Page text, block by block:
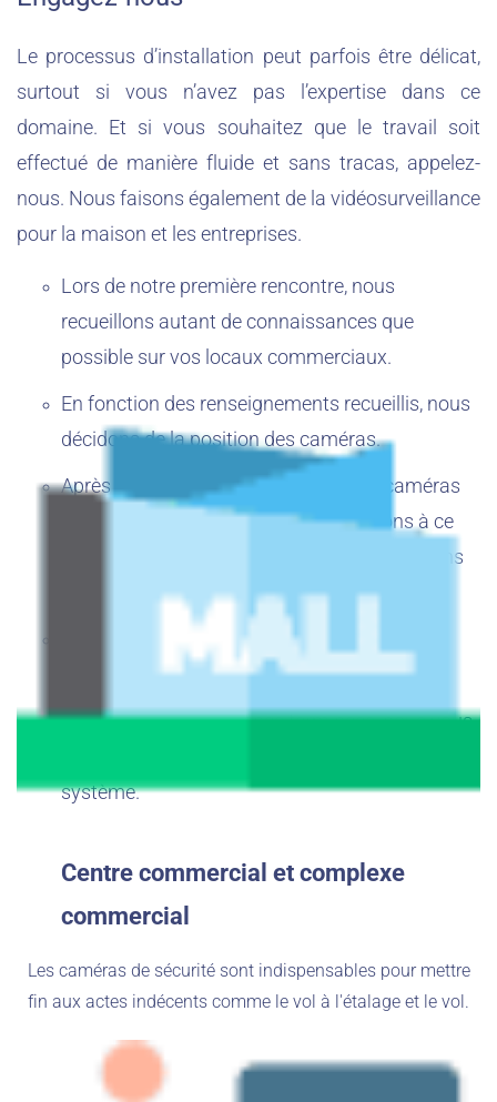
Le processus d’installation peut parfois être délicat,
surtout si vous n’avez pas l’expertise dans ce
domaine. Et si vous souhaitez que le travail soit
effectué de manière fluide et sans tracas, appelez-
nous. Nous faisons également de la vidéosurveillance
pour la maison et les entreprises.
Lors de notre première rencontre, nous
recueillons autant de connaissances que
possible sur vos locaux commerciaux.
En fonction des renseignements recueillis, nous
décidons de la position des caméras.
Après cela, nous installons toutes les caméras
et le DVR/NVR à leur place. Nous veillons à ce
qu’ils n’aient pas besoin d’être retravaillés dans
les années à venir.
Au fur et à mesure que nous effectuons le
câblage, nous étiquetons les points finaux.
Une fois toutes les tâches terminées, nous vous
système.
Centre commercial et complexe
commercial
Les caméras de sécurité sont indispensables pour mettre
fin aux actes indécents comme le vol à l'étalage et le vol.